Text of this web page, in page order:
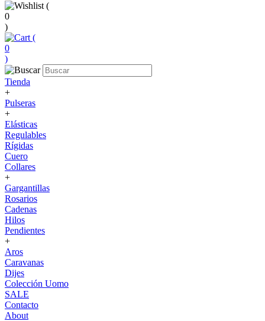
(
0
)
(
0
)
Tienda
+
Pulseras
+
Elásticas
Regulables
Rígidas
Cuero
Collares
+
Gargantillas
Rosarios
Cadenas
Hilos
Pendientes
+
Aros
Caravanas
Dijes
Colección Uomo
SALE
Contacto
About